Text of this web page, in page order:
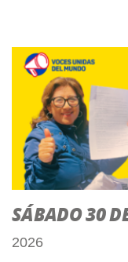
SÁBADO 30
2026